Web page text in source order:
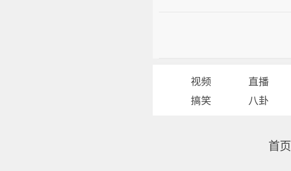
视频 直播
搞笑
八卦
首页